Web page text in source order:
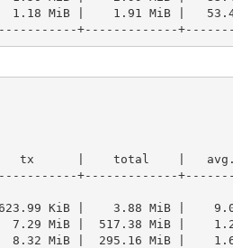
+-------------